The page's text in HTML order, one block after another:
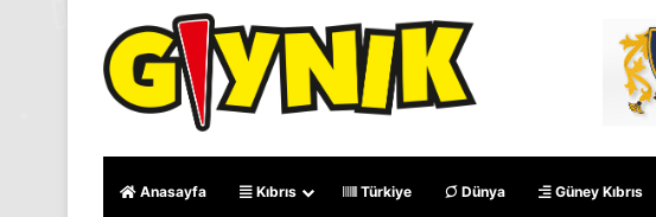
Anasayfa Kıbrıs Türkiye Dünya Güney Kıbrıs